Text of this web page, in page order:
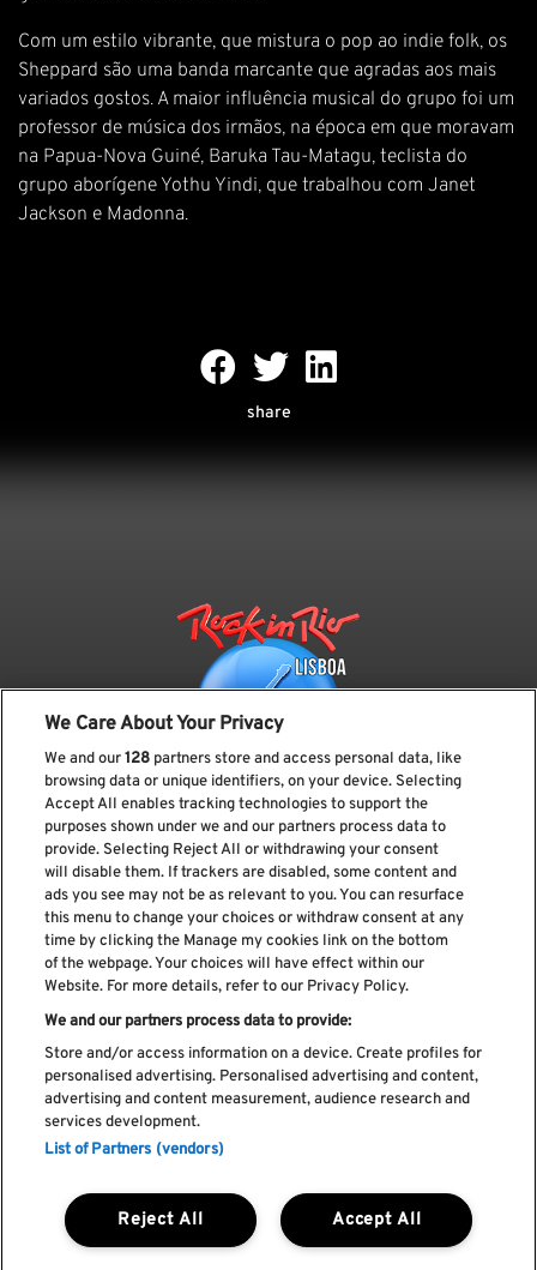
Com um estilo vibrante, que mistura o pop ao indie folk, os
Sheppard são uma banda marcante que agradas aos mais
variados gostos. A maior influência musical do grupo foi um
professor de música dos irmãos, na época em que moravam
na Papua-Nova Guiné, Baruka Tau-Matagu, teclista do
grupo aborígene Yothu Yindi, que trabalhou com Janet
Jackson e Madonna.
share
Subscreve a nossa newsletter
Li e aceito os Política de privacidade
Livro de Reclamações
Livro de Elogios
Política de cookies
Termos e condições
Faq's
We Care About Your Privacy
We and our128 partners store and access personal data, like
browsing data or unique identifiers, on your device. Selecting
Accept All enables tracking technologies to support the
purposes shown under we and our partners process data to
provide. Selecting Reject All or withdrawing your consent
will disable them. If trackers are disabled, some content and
ads you see may not be as relevant to you. You can resurface
this menu to change your choices or withdraw consent at any
time by clicking the Manage my cookies link on the bottom
of the webpage. Your choices will have effect within our
Website. For more details, refer to our Privacy Policy.
We and our partners process data to provide:
Store and/or access information on a device. Create profiles for
personalised advertising. Personalised advertising and content,
advertising and content measurement, audience research and
services development.
List of Partners (vendors)
Accept All
Reject All